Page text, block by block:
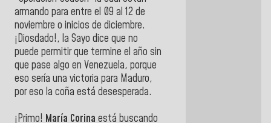
armando para entre el 09 al 12 de
noviembre o inicios de diciembre.
¡Diosdado!, la Sayo dice que no
puede permitir que termine el año sin
que pase algo en Venezuela, porque
eso sería una victoria para Maduro,
por eso la coña está desesperada.
¡Primo! María Corina está buscando